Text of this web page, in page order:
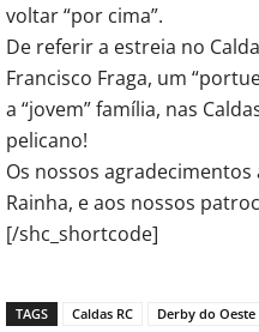
voltar “por cima”.
De referir a estreia no
Francisco Fraga, um
a “jovem” família, nas
pelicano!
Os nossos agradecimentos
Rainha, e aos nossos
[/shc_shortcode]
TAGS Caldas RC Derby do Oeste